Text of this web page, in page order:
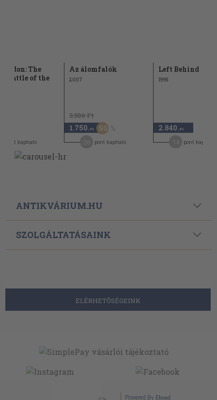
The
Battle of the
pont kapható
Az álomfalók
2007
3.500 Ft
1.750 ,-Ft 50
pont kapható
Left Behind
1995
2.840 ,-Ft
pont kapható
ANTIKVÁRIUM.HU
SZOLGÁLTATÁSAINK
ELÉRHETŐSÉGEINK
Powered By Ebond